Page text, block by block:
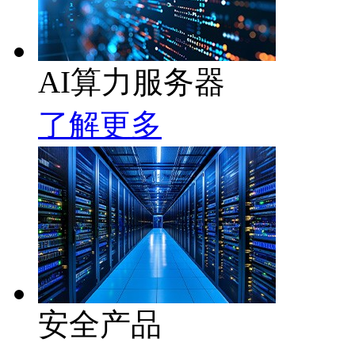
AI算力服务器
了解更多
安全产品